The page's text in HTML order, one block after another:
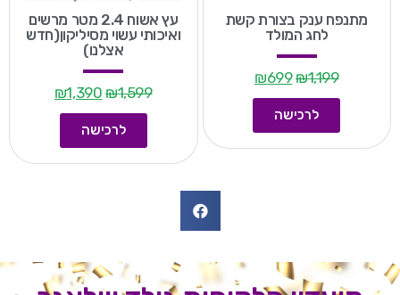
מתנפח ענק בצורת קשת
לחג המולד
₪1,199
₪699
לרכישה
עץ אשוח 2.4 מטר מרשים
ואיכותי עשוי מסיליקון(חדש
אצלנו)
₪1,599
₪1,390
לרכישה